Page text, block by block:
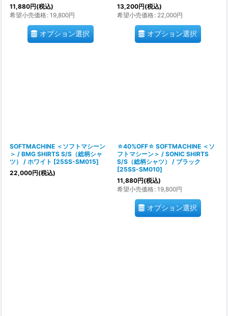
11,880円(税込)
希望小売価格: 19,800円
オプション選択
13,200円(税込)
希望小売価格: 22,000円
オプション選択
SOFTMACHINE ＜ソフトマシーン
＞ / BMG SHIRTS S/S（総柄シャ
ツ） / ホワイト [25SS-SM015]
22,000円(税込)
☆40%OFF☆ SOFTMACHINE ＜ソ
フトマシーン＞ / SONIC SHIRTS
S/S（総柄シャツ） / ブラック
[25SS-SM010]
11,880円(税込)
希望小売価格: 19,800円
オプション選択